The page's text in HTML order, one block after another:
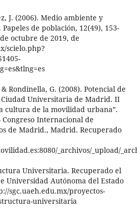
J. (2006). Medio ambiente y
de población, 12(49), 153-
octubre de 2019, de
scielo.php?
Rondinella, G. (2008). Potencial de
Universitaria de Madrid. II
cultura de la movilidad urbana”.
Congreso Internacional de
de Madrid., Madrid. Recuperado
_archivos/_upload/
Universitaria. Recuperado el
Universidad Autónoma del Estado
sgc.uaeh.edu.mx/proyectos-
universitaria